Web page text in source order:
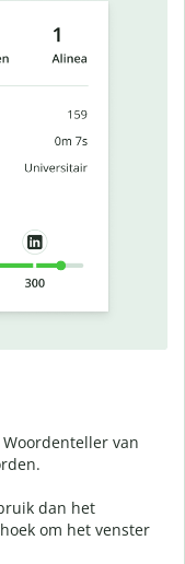
van
dan het
om het venster